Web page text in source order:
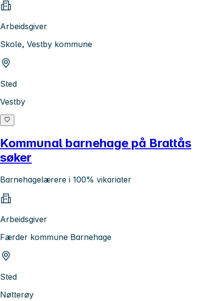
Arbeidsgiver
Skole, Vestby kommune
Sted
Vestby
Kommunal barnehage på Brattås
søker
Barnehagelærere i 100% vikariater
Arbeidsgiver
Færder kommune Barnehage
Sted
Nøtterøy